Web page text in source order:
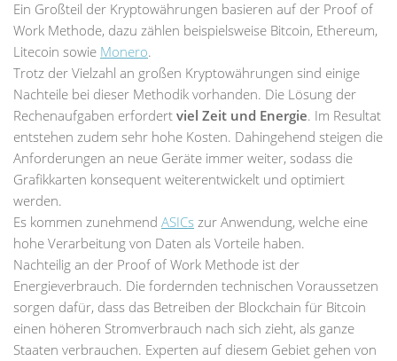
Ein Großteil der Kryptowährungen basieren auf der Proof of
Work Methode, dazu zählen beispielsweise Bitcoin, Ethereum,
Litecoin sowie Monero.
Trotz der Vielzahl an großen Kryptowährungen sind einige
Nachteile bei dieser Methodik vorhanden. Die Lösung der
Rechenaufgaben erfordert viel Zeit und Energie. Im Resultat
entstehen zudem sehr hohe Kosten. Dahingehend steigen die
Anforderungen an neue Geräte immer weiter, sodass die
Grafikkarten konsequent weiterentwickelt und optimiert
werden.
Es kommen zunehmend ASICs zur Anwendung, welche eine
hohe Verarbeitung von Daten als Vorteile haben.
Nachteilig an der Proof of Work Methode ist der
Energieverbrauch. Die fordernden technischen Voraussetzen
sorgen dafür, dass das Betreiben der Blockchain für Bitcoin
einen höheren Stromverbrauch nach sich zieht, als ganze
Staaten verbrauchen. Experten auf diesem Gebiet gehen von